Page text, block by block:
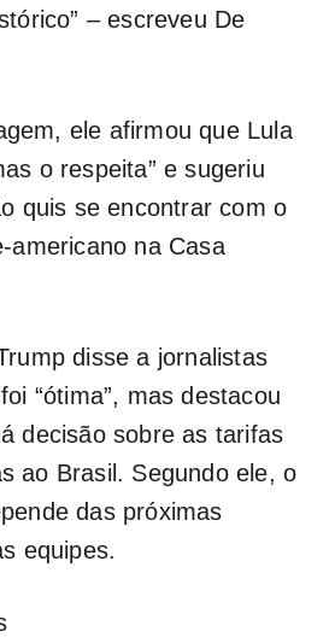
– escreveu De
ele afirmou que Lula
o respeita” e sugeriu
quis se encontrar com o
americano na Casa
disse a jornalistas
“ótima”, mas destacou
decisão sobre as tarifas
ao Brasil. Segundo ele, o
das próximas
equipes.